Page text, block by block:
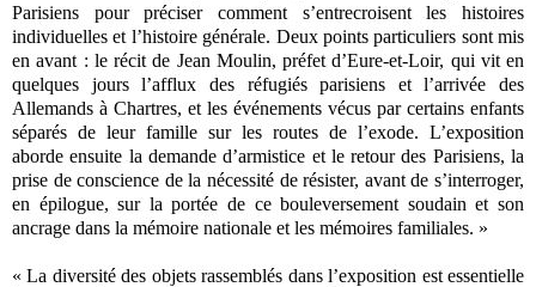
Parisiens pour préciser comment s’entrecroisent les histoires
individuelles et l’histoire générale. Deux points particuliers sont mis
en avant : le récit de Jean Moulin, préfet d’Eure-et-Loir, qui vit en
quelques jours l’afflux des réfugiés parisiens et l’arrivée des
Allemands à Chartres, et les événements vécus par certains enfants
séparés de leur famille sur les routes de l’exode. L’exposition
aborde ensuite la demande d’armistice et le retour des Parisiens, la
prise de conscience de la nécessité de résister, avant de s’interroger,
en épilogue, sur la portée de ce bouleversement soudain et son
ancrage dans la mémoire nationale et les mémoires familiales. »
« La diversité des objets rassemblés dans l’exposition est essentielle